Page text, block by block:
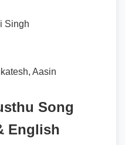
Singh
Aasin
Song
English